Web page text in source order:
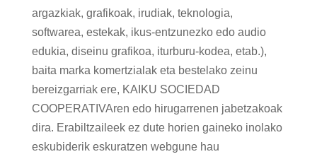
argazkiak, grafikoak, irudiak, teknologia,
softwarea, estekak, ikus-entzunezko edo audio
edukia, diseinu grafikoa, iturburu-kodea, etab.),
baita marka komertzialak eta bestelako zeinu
bereizgarriak ere, KAIKU SOCIEDAD
COOPERATIVAren edo hirugarrenen jabetzakoak
dira. Erabiltzaileek ez dute horien gaineko inolako
eskubiderik eskuratzen webgune hau